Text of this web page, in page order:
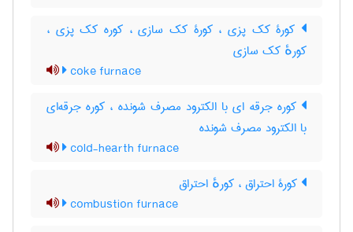
کورۀ کک پزی ، کورۀ کک سازی ، کوره کک پزی ،
کورهٔ کک سازی
coke furnace
کوره جرقه ای با الکترود مصرف شونده ، کوره جرقه‌ای
با الکترود مصرف شونده
cold-hearth furnace
کورۀ احتراق ، کورهٔ احتراق
combustion furnace